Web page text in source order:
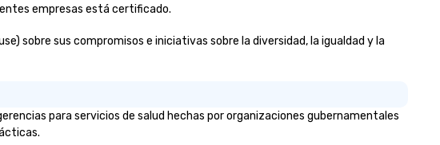
empresas está certificado.
sobre sus compromisos e iniciativas sobre la diversidad, la igualdad y la
para servicios de salud hechas por organizaciones gubernamentales